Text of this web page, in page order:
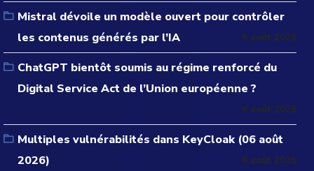
Mistral dévoile un modèle ouvert pour contrôler
les contenus générés par l’IA
6 août 2026
ChatGPT bientôt soumis au régime renforcé du
Digital Service Act de l’Union européenne ?
6 août 2026
Multiples vulnérabilités dans KeyCloak (06 août
2026)
6 août 2026